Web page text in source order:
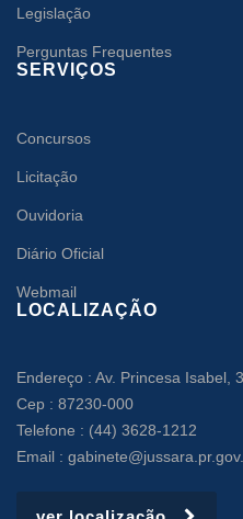
Legislação
Perguntas Frequentes
SERVIÇOS
Concursos
Licitação
Ouvidoria
Diário Oficial
Webmail
LOCALIZAÇÃO
Endereço : Av. Princesa Isabel,
Cep : 87230-000
Telefone : (44) 3628-1212
Email :